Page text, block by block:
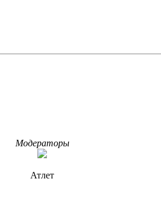
Модераторы
Атлет